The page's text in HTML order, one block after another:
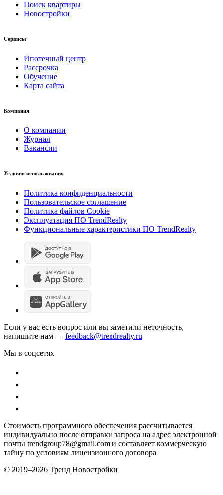
Поиск квартиры
Новостройки
Сервисы
Ипотечный центр
Рассрочка
Обучение
Карта сайта
Компания
О компании
Журнал
Вакансии
Условия использования
Политика конфиденциальности
Пользовательское соглашение
Политика файлов Cookie
Эксплуатация ПО TrendRealty
Функциональные характеристики ПО TrendRealty
Если у вас есть вопрос или вы заметили неточность,
напишите нам — feedback@trendrealty.ru
Мы в соцсетях
Стоимость программного обеспечения рассчитывается
индивидуально после отправки запроса на адрес электронной
почты trendgroup78@gmail.com и составляет коммерческую
тайну по условиям лицензионного договора
© 2019–2026 Тренд Новостройки